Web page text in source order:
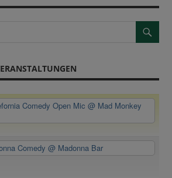
Comedy Open Mic@ Mad Monkey
Comedy@ Madonna Bar